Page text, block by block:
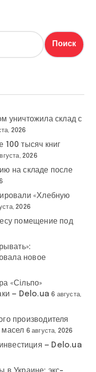
уничтожила склад с
2026
100 тысяч книг
2026
на складе после
«Хлебную
2026
помещение под
новое
«Сільпо»
— Delo.ua 6 августа,
производителя
6 августа, 2026
— Delo.ua